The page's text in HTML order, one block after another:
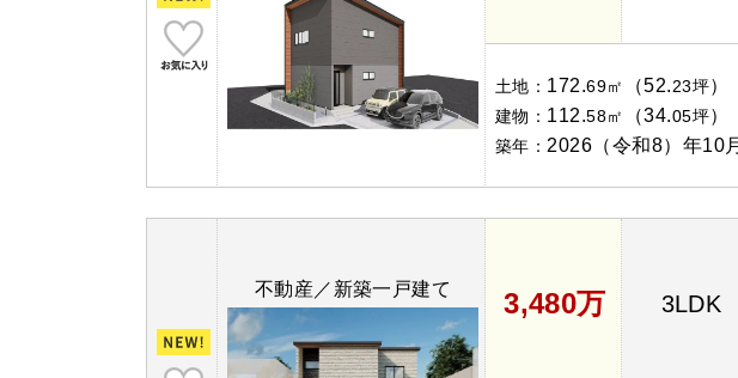
土地： 172.69㎡ （52.23坪）
建物： 112.58㎡ （34.05坪）
築年： 2026（令和8）年10月
不動産／新築一戸建て 3,480万 3LDK